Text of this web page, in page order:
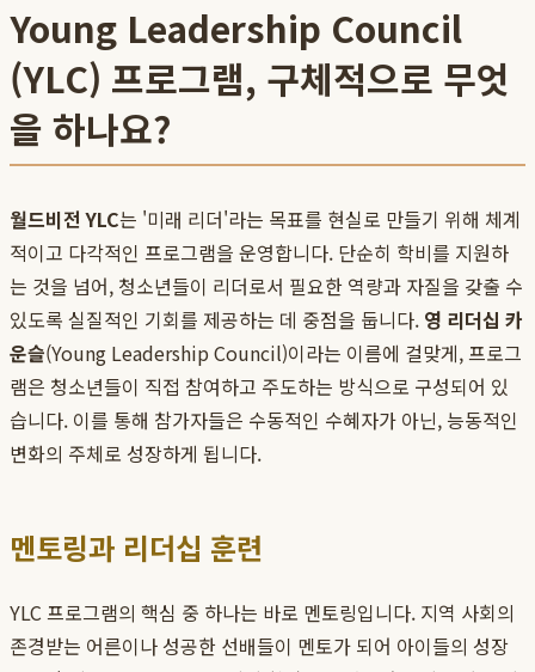
Young Leadership Council
(YLC) 프로그램, 구체적으로 무엇
을 하나요?
월드비전 YLC는 '미래 리더'라는 목표를 현실로 만들기 위해 체계
적이고 다각적인 프로그램을 운영합니다. 단순히 학비를 지원하
는 것을 넘어, 청소년들이 리더로서 필요한 역량과 자질을 갖출 수
있도록 실질적인 기회를 제공하는 데 중점을 둡니다. 영 리더십 카
운슬(Young Leadership Council)이라는 이름에 걸맞게, 프로그
램은 청소년들이 직접 참여하고 주도하는 방식으로 구성되어 있
습니다. 이를 통해 참가자들은 수동적인 수혜자가 아닌, 능동적인
변화의 주체로 성장하게 됩니다.
멘토링과 리더십 훈련
YLC 프로그램의 핵심 중 하나는 바로 멘토링입니다. 지역 사회의
존경받는 어른이나 성공한 선배들이 멘토가 되어 아이들의 성장